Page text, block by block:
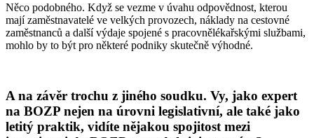
Něco podobného. Když se vezme v úvahu odpovědnost, kterou
mají zaměstnavatelé ve velkých provozech, náklady na cestovné
zaměstnanců a další výdaje spojené s pracovnělékařskými službami,
mohlo by to být pro některé podniky skutečně výhodné.
A na závěr trochu z jiného soudku. Vy, jako expert
na BOZP nejen na úrovni legislativní, ale také jako
letitý praktik, vidíte nějakou spojitost mezi